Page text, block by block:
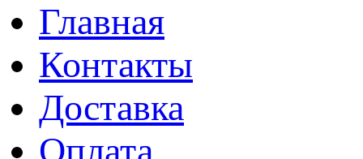
Главная
Контакты
Доставка
Оплата